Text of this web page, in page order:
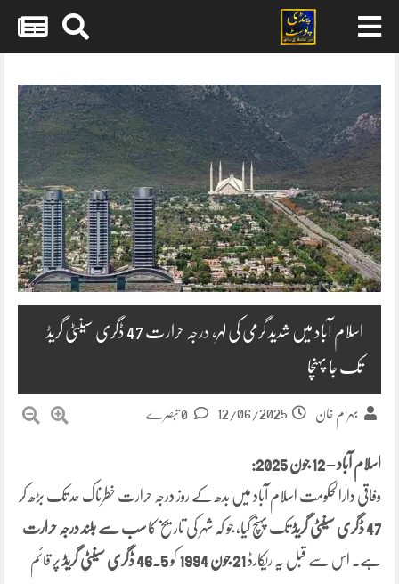
content
اسلام آباد میں شدید گرمی کی لہر، درجہ حرارت 47 ڈگری سینٹی گریڈ
تک جا پہنچا
بہرام خان 12/06/2025
اسلام آباد – 12 جون 2025:
وفاقی دارالحکومت اسلام آباد میں بدھ کے روز درجہ حرارت خطرناک حد تک بڑھ کر
47 ڈگری سینٹی گریڈ تک پہنچ گیا، جو کہ شہر کی تاریخ کاسب سے بلند درجہ حرارت
ہے۔ اس سے قبل یہ ریکارڈ21 جون 1994 کو46.5 ڈگری سینٹی گریڈ پر قائم